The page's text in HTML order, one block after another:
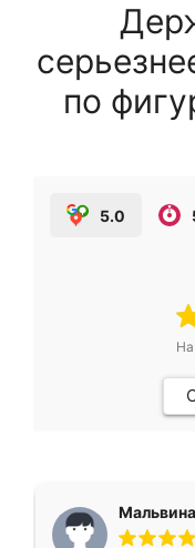
по
5.0
Мальвина